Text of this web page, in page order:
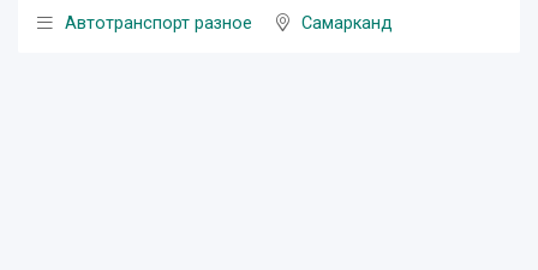
Автотранспорт разное
Самарканд